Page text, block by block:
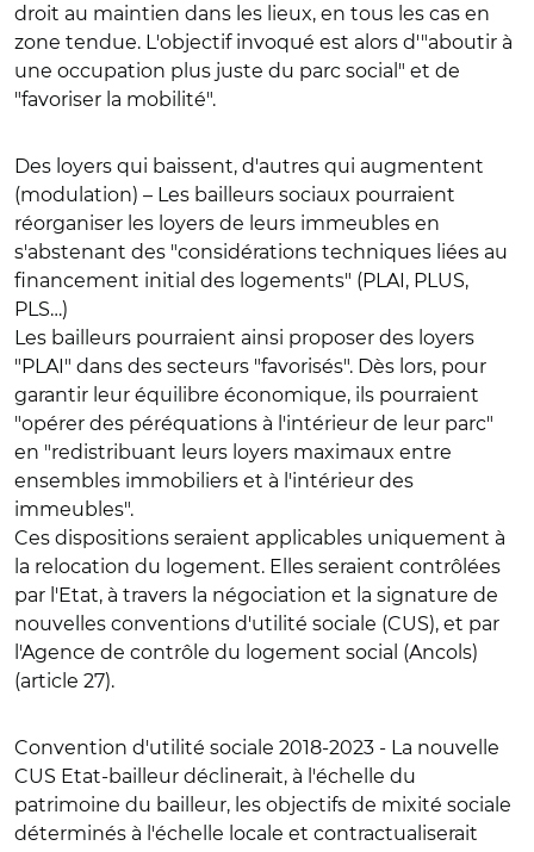
droit au maintien dans les lieux, en tous les cas en
zone tendue. L'objectif invoqué est alors d'"aboutir à
une occupation plus juste du parc social" et de
"favoriser la mobilité".
Des loyers qui baissent, d'autres qui augmentent
(modulation) – Les bailleurs sociaux pourraient
réorganiser les loyers de leurs immeubles en
s'abstenant des "considérations techniques liées au
financement initial des logements" (PLAI, PLUS,
PLS…)
Les bailleurs pourraient ainsi proposer des loyers
"PLAI" dans des secteurs "favorisés". Dès lors, pour
garantir leur équilibre économique, ils pourraient
"opérer des péréquations à l'intérieur de leur parc"
en "redistribuant leurs loyers maximaux entre
ensembles immobiliers et à l'intérieur des
immeubles".
Ces dispositions seraient applicables uniquement à
la relocation du logement. Elles seraient contrôlées
par l'Etat, à travers la négociation et la signature de
nouvelles conventions d'utilité sociale (CUS), et par
l'Agence de contrôle du logement social (Ancols)
(article 27).
Convention d'utilité sociale 2018-2023 - La nouvelle
CUS Etat-bailleur déclinerait, à l'échelle du
patrimoine du bailleur, les objectifs de mixité sociale
déterminés à l'échelle locale et contractualiserait